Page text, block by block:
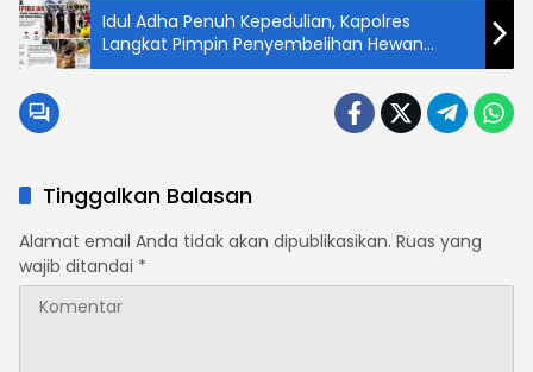
Idul Adha Penuh Kepedulian, Kapolres
Langkat Pimpin Penyembelihan Hewan
Kurban untuk Ribuan Warga
Tinggalkan Balasan
Alamat email Anda tidak akan dipublikasikan. Ruas yang
wajib ditandai *